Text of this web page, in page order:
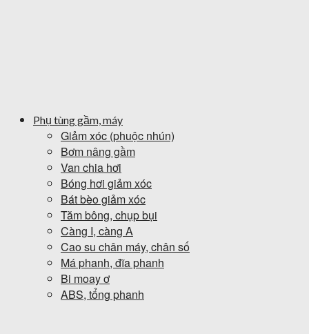
Phụ tùng gầm, máy
Giảm xóc (phuộc nhún)
Bơm nâng gầm
Van chia hơi
Bóng hơi giảm xóc
Bát bèo giảm xóc
Tăm bông, chụp bụi
Càng I, càng A
Cao su chân máy, chân số
Má phanh, đĩa phanh
Bi moay ơ
ABS, tổng phanh